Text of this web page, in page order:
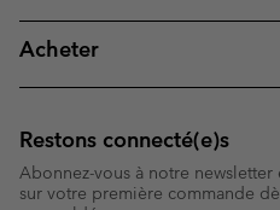
Acheter
Restons connecté(e)s
Abonnez-vous à notre
sur votre première commande